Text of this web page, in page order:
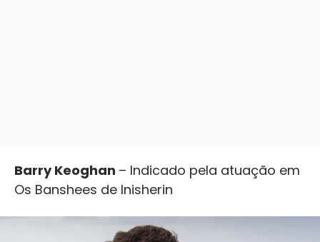
Barry Keoghan – Indicado pela atuação em
Os Banshees de Inisherin